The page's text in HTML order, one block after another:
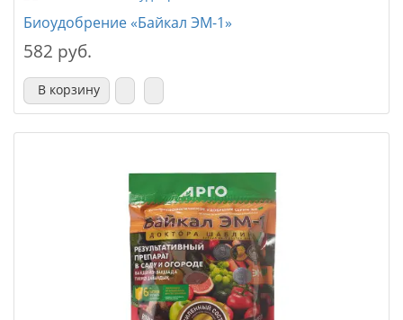
Биоудобрение «Байкал ЭМ-1»
582 руб.
В корзину